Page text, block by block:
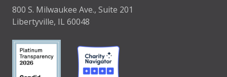
800 S. Milwaukee Ave., Suite 201
Libertyville, IL 60048